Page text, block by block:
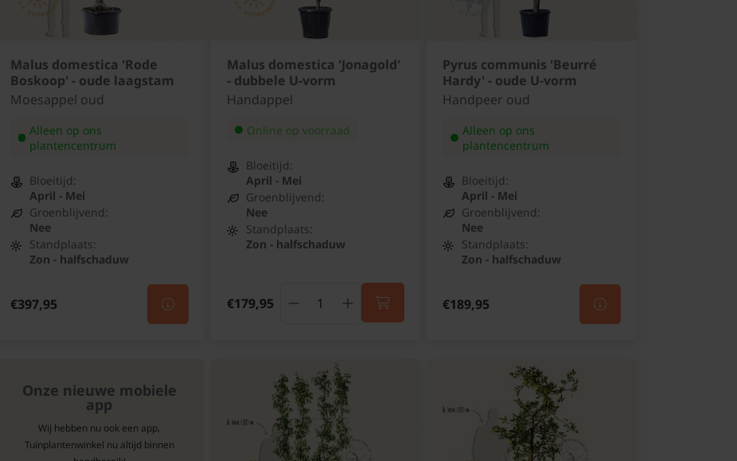
Malus domestica 'Rode
Boskoop' - oude laagstam
Moesappel oud
Alleen op ons
plantencentrum
Bloeitijd:
April - Mei
Groenblijvend:
Nee
Standplaats:
Zon - halfschaduw
€397,95
Malus domestica 'Jonagold'
- dubbele U-vorm
Handappel
Online op voorraad
Bloeitijd:
April - Mei
Groenblijvend:
Nee
Standplaats:
Zon - halfschaduw
€179,95
Pyrus communis 'Beurré
Hardy' - oude U-vorm
Handpeer oud
Alleen op ons
plantencentrum
Bloeitijd:
April - Mei
Groenblijvend:
Nee
Standplaats:
Zon - halfschaduw
€189,95
Onze nieuwe mobiele
app
Wij hebben nu ook een app,
Tuinplantenwinkel nu altijd binnen